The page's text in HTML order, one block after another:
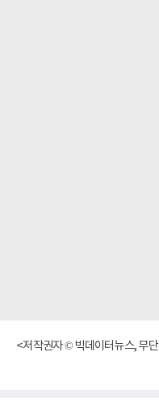
<저작권자 © 빅데이터뉴스, 무